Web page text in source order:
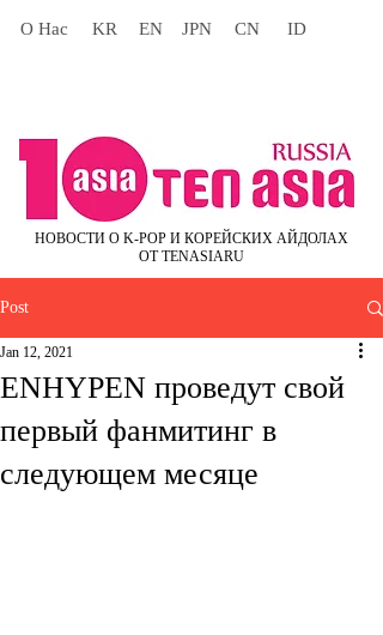
О Нас KR EN JPN CN ID
НОВОСТИ О K-POP И КОРЕЙСКИХ АЙДОЛАХ
ОТ TENASIARU
Post
ENHYPEN проведут свой
первый фанмитинг в
следующем месяце
Jan 12, 2021